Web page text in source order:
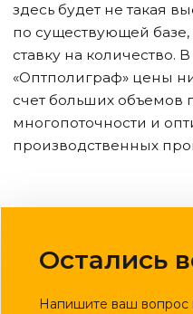
здесь будет не такая
по существующей
ставку на количество.
«Оптполиграф» цены
счет больших объемов
многопоточности и
производственных
Остались
Напишите ваш вопрос